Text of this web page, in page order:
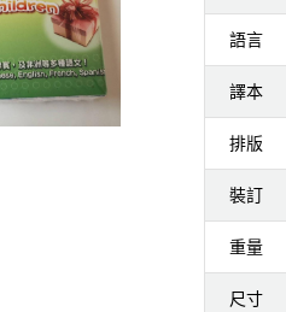
語言
譯本
排版
裝訂
重量
尺寸